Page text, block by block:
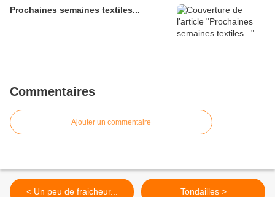
Prochaines semaines textiles...
Commentaires
Ajouter un commentaire
< Un peu de fraicheur... Tondailles >